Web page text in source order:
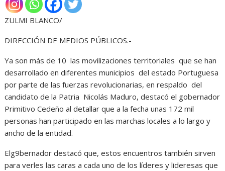
ZULMI BLANCO/
DIRECCIÓN DE MEDIOS PÚBLICOS.-
Ya son más de 10 las movilizaciones territoriales que se han
desarrollado en diferentes municipios del estado Portuguesa
por parte de las fuerzas revolucionarias, en respaldo del
candidato de la Patria Nicolás Maduro, destacó el gobernador
Primitivo Cedeño al detallar que a la fecha unas 172 mil
personas han participado en las marchas locales a lo largo y
ancho de la entidad.
Elg9bernador destacó que, estos encuentros también sirven
para verles las caras a cada uno de los líderes y lideresas que